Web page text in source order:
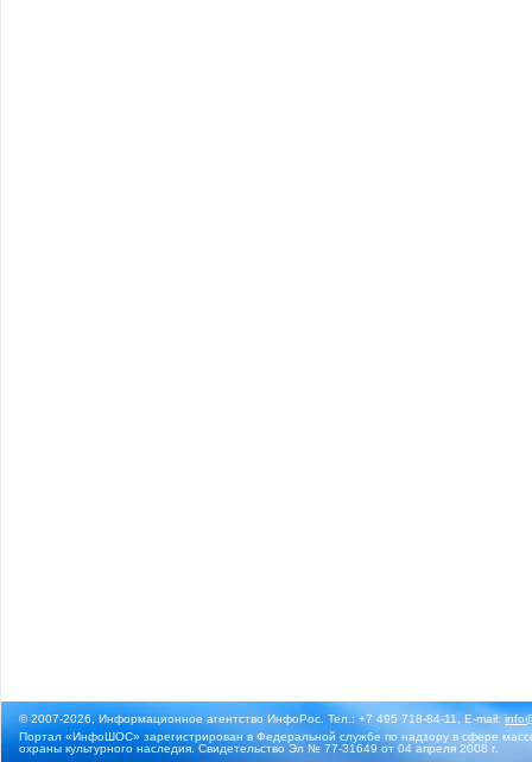
© 2007-2026, Информационное агентство ИнфоРос. Тел.: +7 495 718-84-11, E-mail:
Портал «ИнфоШОС» зарегистрирован в Федеральной службе по надзору в сфере
охраны культурного наследия. Свидетельство Эл № 77-31649 от 04 апреля 2008 г.